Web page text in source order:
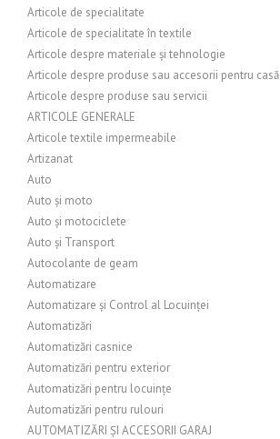
Articole de specialitate
Articole de specialitate în textile
Articole despre materiale și tehnologie
Articole despre produse sau accesorii pentru casă
Articole despre produse sau servicii
ARTICOLE GENERALE
Articole textile impermeabile
Artizanat
Auto
Auto și moto
Auto și motociclete
Auto și Transport
Autocolante de geam
Automatizare
Automatizare și Control al Locuinței
Automatizări
Automatizări casnice
Automatizări pentru exterior
Automatizări pentru locuințe
Automatizări pentru rulouri
AUTOMATIZĂRI ȘI ACCESORII GARAJ